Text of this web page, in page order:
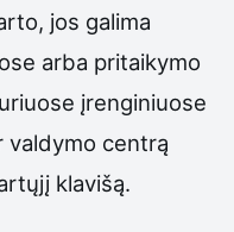
jos galima
arba pritaikymo
įrenginiuose
valdymo centrą
klavišą.